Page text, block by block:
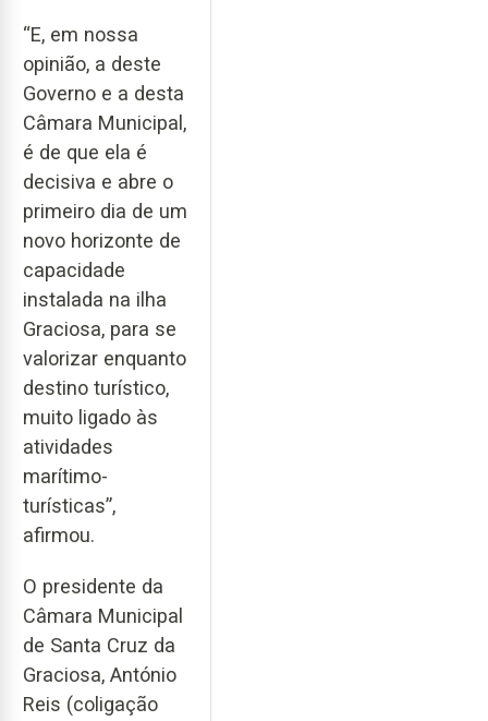
“E, em nossa
opinião, a deste
Governo e a desta
Câmara Municipal,
é de que ela é
decisiva e abre o
primeiro dia de um
novo horizonte de
capacidade
instalada na ilha
Graciosa, para se
valorizar enquanto
destino turístico,
muito ligado às
atividades
marítimo-
turísticas”,
afirmou.
O presidente da
Câmara Municipal
de Santa Cruz da
Graciosa, António
Reis (coligação